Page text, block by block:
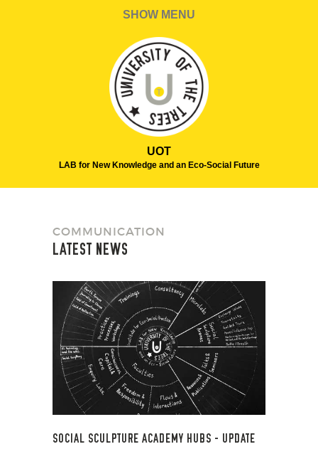
SHOW MENU
UOT
LAB for New Knowledge and an Eco-Social Future
COMMUNICATION
LATEST NEWS
SOCIAL SCULPTURE ACADEMY HUBS - UPDATE